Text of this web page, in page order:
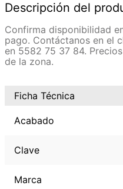
Descripción del
Confirma disponibilidad
pago. Contáctanos en el
en 5582 75 37 84.
de la zona.
Ficha Técnica
Acabado
Clave
Marca